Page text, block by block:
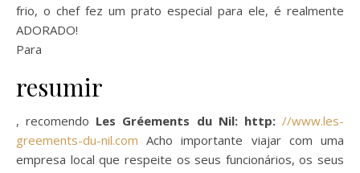
frio, o chef fez um prato especial para ele, é realmente
ADORADO!
Para
resumir
, recomendo Les Gréements du Nil: http://www.les-
greements-du-nil.com Acho importante viajar com uma
empresa local que respeite os seus funcionários, os seus